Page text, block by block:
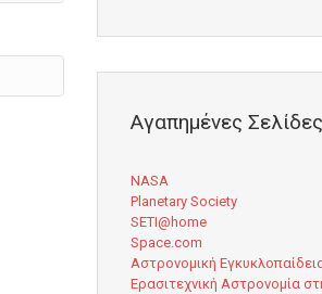
Αγαπημένες Σελίδες
NASA
Planetary Society
SETI@home
Space.com
Αστρονομική
Ερασιτεχνική Αστρονομία